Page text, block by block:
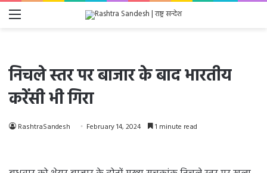
Menu
निचले स्तर पर बाजार के बाद भारतीय
करेंसी भी गिरा
RashtraSandesh February 14, 2024 1 minute read